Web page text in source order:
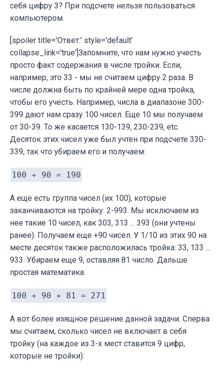
себя цифру 3? При подсчете нельзя пользоваться
компьютером.
[spoiler title='Ответ:' style='default'
collapse_link='true']Запомните, что нам нужно учесть
просто факт содержания в числе тройки. Если,
например, это 33 - мы не считаем цифру 2 раза. В
числе должна быть по крайней мере одна тройка,
чтобы его учесть. Например, числа в диапазоне 300-
399 дают нам сразу 100 чисел. Еще 10 мы получаем
от 30-39. То же касается 130-139, 230-239, etc.
Десяток этих чисел уже был учтен при подсчете 330-
339, так что убираем его и получаем:
100 + 90 = 190
А еще есть группа чисел (их 100), которые
заканчиваются на тройку: 2-993. Мы исключаем из
нее такие 10 чисел, как 303, 313 ... 393 (они учтены
ранее). Получаем еще +90 чисел. У 1/10 из этих 90 на
месте десяток также расположилась тройка: 33, 133 ...
933. Убираем еще 9, оставляя 81 число. Дальше
простая математика:
100 + 90 + 81 = 271
А вот более изящное решение данной задачи. Сперва
мы считаем, сколько чисел не включает в себя
тройку (на каждое из 3-х мест ставится 9 цифр,
которые не тройки):